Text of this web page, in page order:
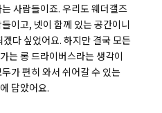
사람들이죠. 우리도 웨더갤즈
이고, 넷이 함께 있는 공간이니
다 싶었어요. 하지만 결국 모든
는 롱 드라이버스라는 생각이
가 편히 와서 쉬어갈 수 있는
담았어요.